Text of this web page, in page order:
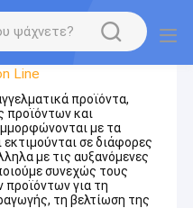
Tour
Line
προϊόντα,
προϊόντων και
με τα
σε διάφορες
με τις αυξανόμενες
συνεχώς τους
για τη
τη βελτίωση της